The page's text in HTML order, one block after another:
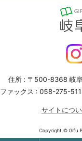
住所 : 〒500-8368 岐
ファックス : 058-275-
サイトにつ
Copyright © Gifu